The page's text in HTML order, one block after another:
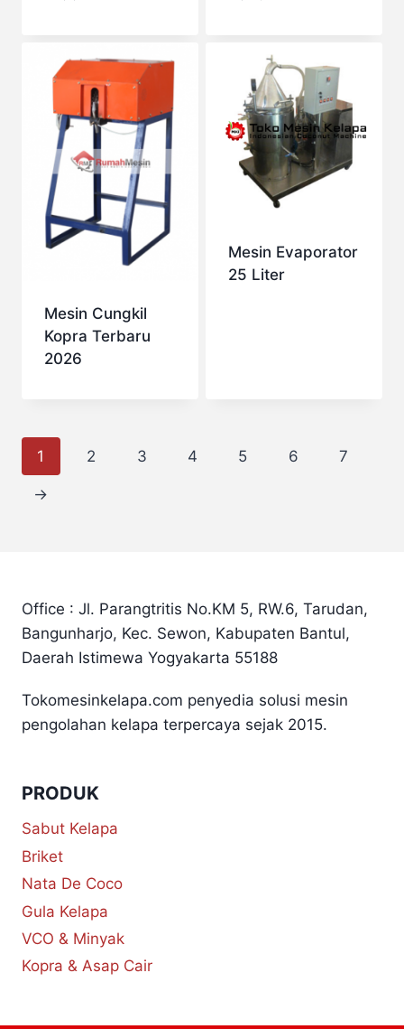
Mesin Cungkil
Kopra Terbaru
2026
Mesin Evaporator
25 Liter
1 2 3 4 5 6 7
→
Office : Jl. Parangtritis No.KM 5, RW.6, Tarudan,
Bangunharjo, Kec. Sewon, Kabupaten Bantul,
Daerah Istimewa Yogyakarta 55188
Tokomesinkelapa.com penyedia solusi mesin
pengolahan kelapa terpercaya sejak 2015.
PRODUK
Sabut Kelapa
Briket
Nata De Coco
Gula Kelapa
VCO & Minyak
Kopra & Asap Cair